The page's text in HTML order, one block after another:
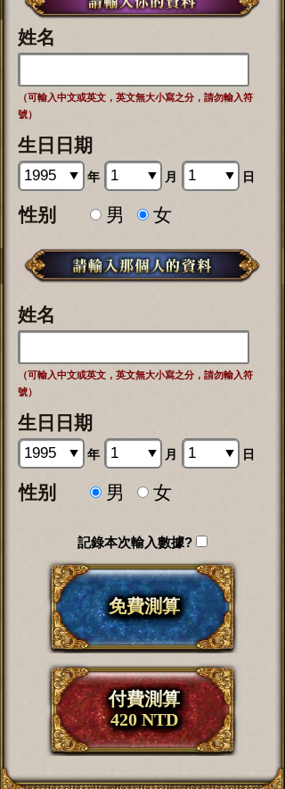
姓名
（可輸入中文或英文，英文無大小寫之分，請勿輸入符
號）
生日日期
年 月 日
性别 男 女
姓名
（可輸入中文或英文，英文無大小寫之分，請勿輸入符
號）
生日日期
年 月 日
性别 男 女
記錄本次輸入數據?
免費測算
付費測算
420 NTD